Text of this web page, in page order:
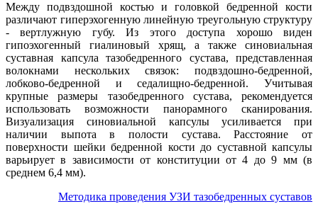
Между подвздошной костью и головкой бедренной кости
различают гиперэхогенную линейную треугольную структуру
- вертлужную губу. Из этого доступа хорошо виден
гипоэхогенный гиалиновый хрящ, а также синовиальная
суставная капсула тазобедренного сустава, представленная
волокнами нескольких связок: подвздошно-бедренной,
лобково-бедренной и седалищно-бедренной. Учитывая
крупные размеры тазобедренного сустава, рекомендуется
использовать возможности панорамного сканирования.
Визуализация синовиальной капсулы усиливается при
наличии выпота в полости сустава. Расстояние от
поверхности шейки бедренной кости до суставной капсулы
варьирует в зависимости от конституции от 4 до 9 мм (в
среднем 6,4 мм).
Методика проведения УЗИ тазобедренных суставов